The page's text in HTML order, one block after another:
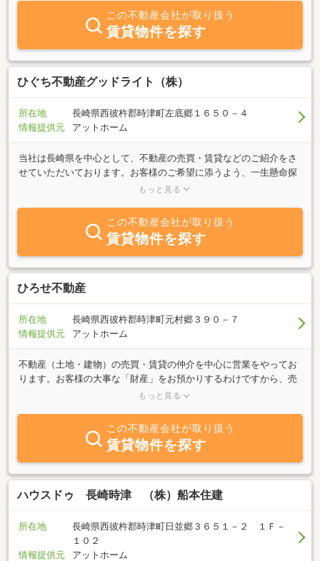
けの物件まで豊富な種類を取り揃えております。当店は、時津中学
校前バス停より南へ１５０ｍにございます。お車でご来店のお客様
は専用駐車場をご利用ください。お気軽なお電話・ご来店を心より
お待ちしております。
この不動産会社が取り扱う
賃貸物件を探す
ひぐち不動産グッドライト（株）
所在地
長崎県西彼杵郡時津町左底郷１６５０－４
情報提供元
アットホーム
当社は長崎県を中心として、不動産の売買・賃貸などのご紹介をさ
せていただいております。お客様のご希望に添うよう、一生懸命探
すお手伝いをさせていただきます。ご来店を心よりお待ちしており
もっと見る
この不動産会社が取り扱う
賃貸物件を探す
ひろせ不動産
所在地
長崎県西彼杵郡時津町元村郷３９０－７
情報提供元
アットホーム
不動産（土地・建物）の売買・賃貸の仲介を中心に営業をやってお
ります。お客様の大事な「財産」をお預かりするわけですから、売
主（貸主）様・買主（借主）様、双方が納得される「仲人」として
た。」「最高の物件を紹介してもらった。」お客様にそういって頂
けるような「満足のプロデューサー」を目指しております。どんな
ことでも結構です。どうぞ、お気軽にお声がけ下さい。
もっと見る
この不動産会社が取り扱う
賃貸物件を探す
ハウスドゥ 長崎時津 （株）船本住建
所在地
長崎県西彼杵郡時津町日並郷３６５１－２ １Ｆ－
１０２
情報提供元
アットホーム